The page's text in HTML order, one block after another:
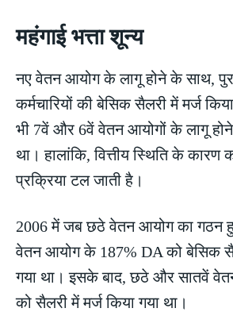
महंगाई भत्ता शून्य
नए वेतन आयोग के लागू होने के साथ,
कर्मचारियों की बेसिक सैलरी में मर्ज
भी 7वें और 6वें वेतन आयोगों के लागू
था। हालांकि, वित्तीय स्थिति के कारण
प्रक्रिया टल जाती है।
2006 में जब छठे वेतन आयोग का गठन
वेतन आयोग के 187% DA को बेसिक
गया था। इसके बाद, छठे और सातवें
को सैलरी में मर्ज किया गया था।